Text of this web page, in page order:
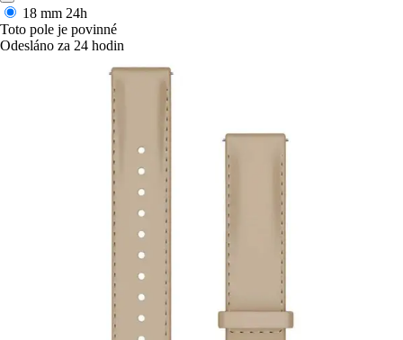
18 mm 24h
Toto pole je povinné
Odesláno za 24 hodin